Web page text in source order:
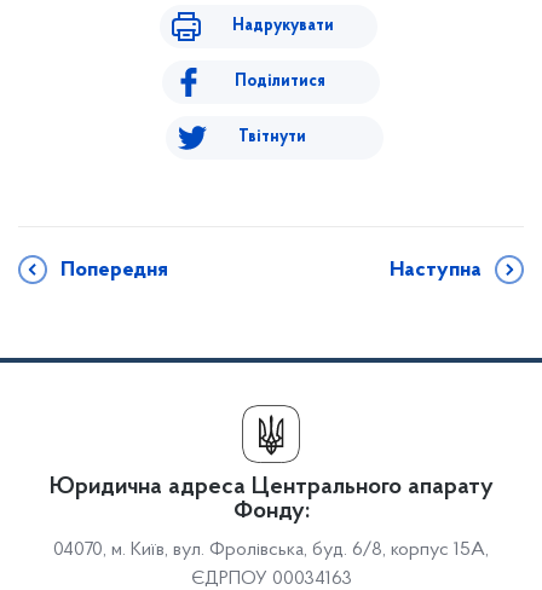
Надрукувати
Поділитися
Твітнути
Попередня Наступна
Юридична адреса Центрального апарату
Фонду:
04070, м. Київ, вул. Фролівська, буд. 6/8, корпус 15А,
ЄДРПОУ 00034163